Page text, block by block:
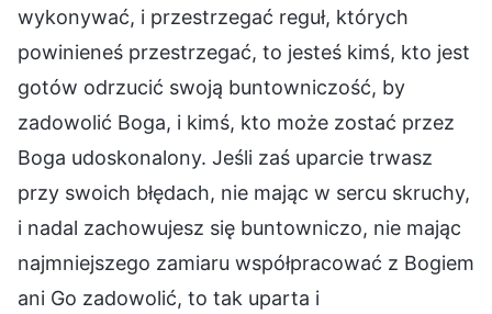
wykonywać, i przestrzegać reguł, których
powinieneś przestrzegać, to jesteś kimś, kto jest
gotów odrzucić swoją buntowniczość, by
zadowolić Boga, i kimś, kto może zostać przez
Boga udoskonalony. Jeśli zaś uparcie trwasz
przy swoich błędach, nie mając w sercu skruchy,
i nadal zachowujesz się buntowniczo, nie mając
najmniejszego zamiaru współpracować z Bogiem
ani Go zadowolić, to tak uparta i